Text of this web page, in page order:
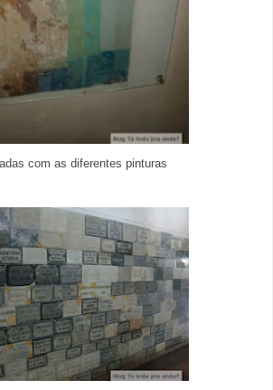
com as diferentes pinturas